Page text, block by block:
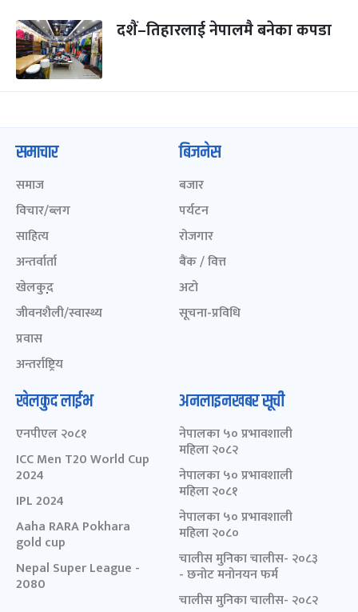
दशैं–तिहारलाई नेपालमै बनेका कपडा
समाचार
समाज
विचार/ब्लग
साहित्य
अन्तर्वार्ता
खेलकुद़़
जीवनशैली/स्वास्थ्य
प्रवास
अन्तर्राष्ट्रिय
बिजनेस
बजार
पर्यटन
रोजगार
बैंक / वित्त
अटो
सूचना-प्रविधि
खेलकुद लाईभ
एनपीएल २०८१
ICC Men T20 World Cup
2024
IPL 2024
Aaha RARA Pokhara
gold cup
Nepal Super League -
2080
अनलाइनखबर सूची
नेपालका ५० प्रभावशाली
महिला २०८२
नेपालका ५० प्रभावशाली
महिला २०८१
नेपालका ५० प्रभावशाली
महिला २०८०
चालीस मुनिका चालीस- २०८३
- छनोट मनोनयन फर्म
चालीस मुनिका चालीस- २०८२